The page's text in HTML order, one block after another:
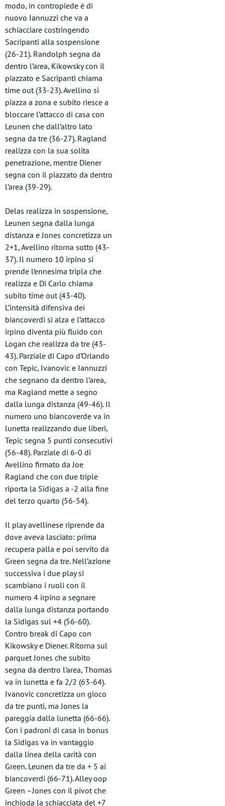
modo, in contropiede è di
nuovo Iannuzzi che va a
schiacciare costringendo
Sacripanti alla sospensione
(26-21). Randolph segna da
dentro l’area, Kikowsky con il
piazzato e Sacripanti chiama
time out (33-23). Avellino si
piazza a zona e subito riesce a
bloccare l’attacco di casa con
Leunen che dall’altro lato
segna da tre (36-27). Ragland
realizza con la sua solita
penetrazione, mentre Diener
segna con il piazzato da dentro
l’area (39-29).
Delas realizza in sospensione,
Leunen segna dalla lunga
distanza e Jones concretizza un
2+1, Avellino ritorna sotto (43-
37). Il numero 10 irpino si
prende l’ennesima tripla che
realizza e Di Carlo chiama
subito time out (43-40).
L’intensità difensiva dei
biancoverdi si alza e l’attacco
irpino diventa più fluido con
Logan che realizza da tre (43-
43). Parziale di Capo d’Orlando
con Tepic, Ivanovic e Iannuzzi
che segnano da dentro l’area,
ma Ragland mette a segno
dalla lunga distanza (49-46). Il
numero uno biancoverde va in
lunetta realizzando due liberi,
Tepic segna 5 punti consecutivi
(56-48). Parziale di 6-0 di
Avellino firmato da Joe
Ragland che con due triple
riporta la Sidigas a -2 alla fine
del terzo quarto (56-54).
Il play avellinese riprende da
dove aveva lasciato: prima
recupera palla e poi servito da
Green segna da tre. Nell’azione
successiva i due play si
scambiano i ruoli con il
numero 4 irpino a segnare
dalla lunga distanza portando
la Sidigas sul +4 (56-60).
Contro break di Capo con
Kikowsky e Diener. Ritorna sul
parquet Jones che subito
segna da dentro l’area, Thomas
va in lunetta e fa 2/2 (63-64).
Ivanovic concretizza un gioco
da tre punti, ma Jones la
pareggia dalla lunetta (66-66).
Con i padroni di casa in bonus
la Sidigas va in vantaggio
dalla linea della carità con
Green. Leunen da tre da + 5 ai
biancoverdi (66-71). Alley oop
Green –Jones con il pivot che
inchioda la schiacciata del +7